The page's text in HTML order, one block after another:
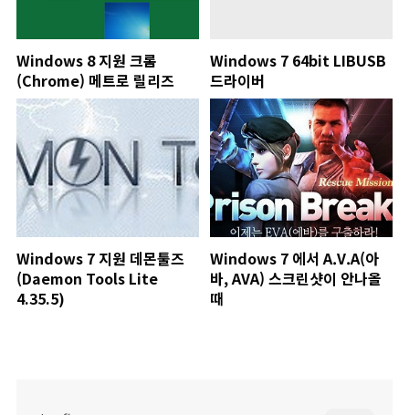
Windows 8 지원 크롬
(Chrome) 메트로 릴리즈
Windows 7 64bit LIBUSB
드라이버
Windows 7 지원 데몬툴즈
(Daemon Tools Lite
4.35.5)
Windows 7 에서 A.V.A(아
바, AVA) 스크린샷이 안나올
때